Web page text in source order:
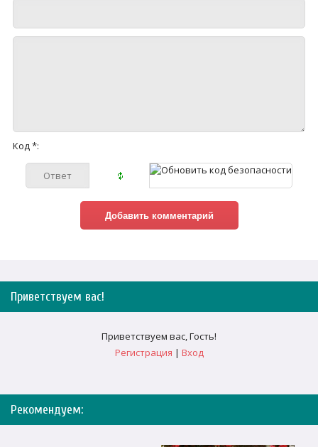
Код *:
Приветствуем вас!
Приветствуем вас,Гость!
Регистрация | Вход
Рекомендуем: